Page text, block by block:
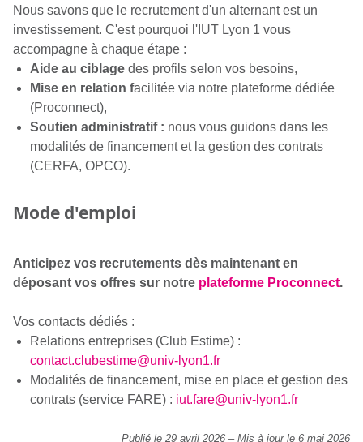
Nous savons que le recrutement d'un alternant est un
investissement. C'est pourquoi l'IUT Lyon 1 vous
accompagne à chaque étape :
Aide au ciblage des profils selon vos besoins,
Mise en relation facilitée via notre plateforme dédiée
(Proconnect),
Soutien administratif : nous vous guidons dans les
modalités de financement et la gestion des contrats
(CERFA, OPCO).
Mode d'emploi
Anticipez vos recrutements dès maintenant en
déposant vos offres sur notre plateforme Proconnect.
Vos contacts dédiés :
Relations entreprises (Club Estime) :
contact.clubestime@univ-lyon1.fr
Modalités de financement, mise en place et gestion des
contrats (service FARE) : iut.fare@univ-lyon1.fr
Publié le 29 avril 2026 – Mis à jour le 6 mai 2026